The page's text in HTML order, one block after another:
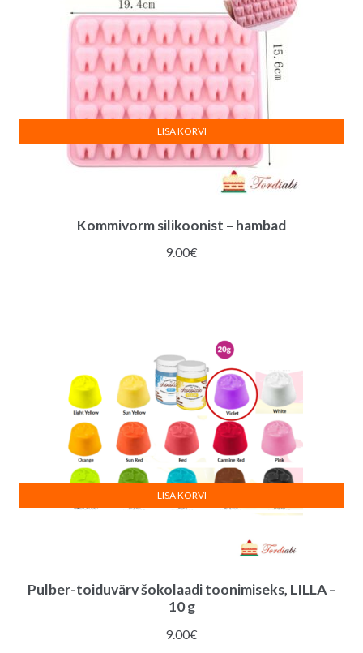
Kommivorm silikoonist – hambad
9.00€
LISA KORVI
Pulber-toiduvärv šokolaadi toonimiseks, LILLA –
10 g
9.00€
LISA KORVI